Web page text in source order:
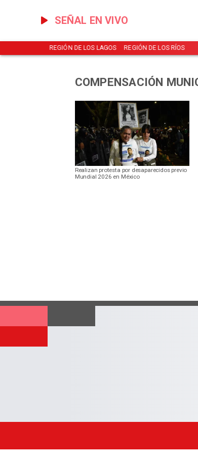
SEÑAL EN VIVO
REGIÓN DE LOS LAGOS REGIÓN DE LOS RÍOS
COMPENSACIÓN
Realizan protesta por desaparecidos previo
Mundial 2026 en México